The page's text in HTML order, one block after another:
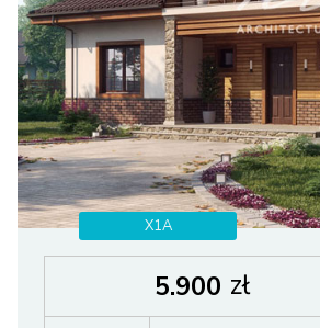
X1A
5.900 zł